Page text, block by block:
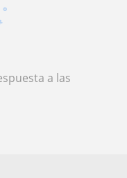
a las